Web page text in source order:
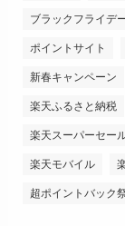
ブラックフライデ
ポイントサイト
新春キャンペーン
楽天ふるさと納税
楽天スーパーセー
楽天モバイル
超ポイントバック